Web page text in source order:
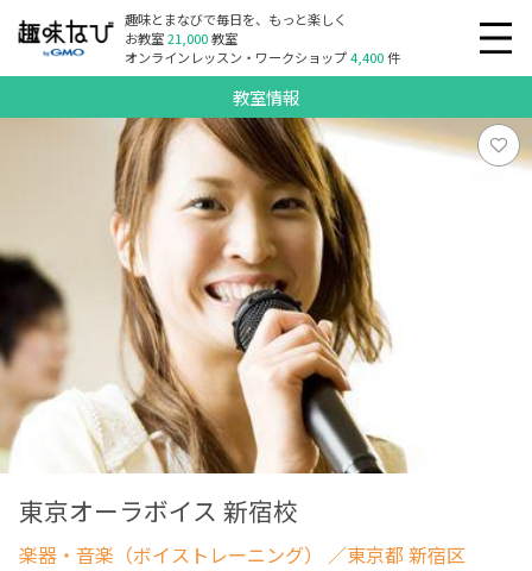
趣味とまなびで毎日を、もっと楽しく
お教室21,000教室
オンラインレッスン・ワークショップ4,400件
教室情報
東京オーラボイス 新宿校
楽器・音楽（ボイストレーニング） ／東京都 新宿区